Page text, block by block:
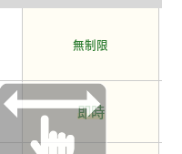
無制限
即時